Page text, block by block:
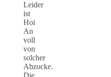
Leider
ist
Hoi
An
voll
von
solcher
Abzocke.